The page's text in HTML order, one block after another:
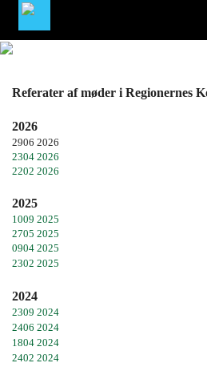
Referater af møder i Regionernes
2026
2906 2026
2304 2026
2202 2026
2025
1009 2025
2705 2025
0904 2025
2302 2025
2024
2309 2024
2406 2024
1804 2024
2402 2024